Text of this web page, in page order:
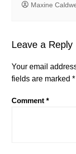
Maxine
Leave a Reply
Your email
fields are marked *
Comment *